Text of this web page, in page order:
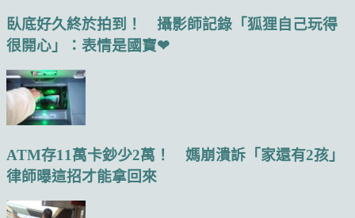
臥底好久終於拍到！ 攝影師記錄「狐狸自己玩得
很開心」：表情是國寶❤
ATM存11萬卡鈔少2萬！ 媽崩潰訴「家還有2孩」
律師曝這招才能拿回來